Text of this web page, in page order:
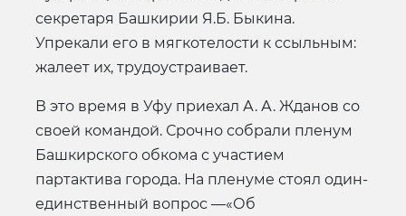
секретаря Башкирии Я.Б. Быкина.
Упрекали его в мягкотелости к ссыльным:
жалеет их, трудоустраивает.
В это время в Уфу приехал А. А. Жданов со
своей командой. Срочно собрали пленум
Башкирского обкома с участием
партактива города. На пленуме стоял один-
единственный вопрос —«Об